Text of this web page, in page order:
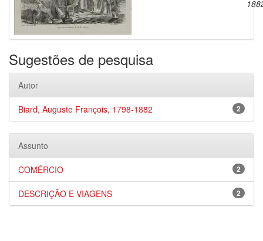
Sugestões de pesquisa
Autor
2
Biard, Auguste François, 1798-1882
Assunto
2
COMÉRCIO
2
DESCRIÇÃO E VIAGENS